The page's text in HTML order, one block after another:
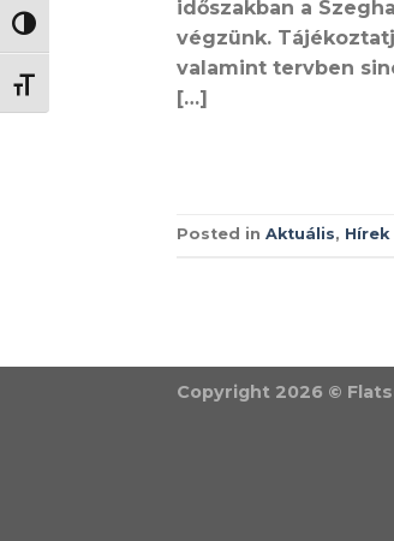
NAGY KONTRASZT VÁLTÁSA
BETŰMÉRET VÁLTÁSA
időszakban a
végzünk.
valamint tervben
[…]
Posted in Aktuális, Hírek
Copyright 2026 ©